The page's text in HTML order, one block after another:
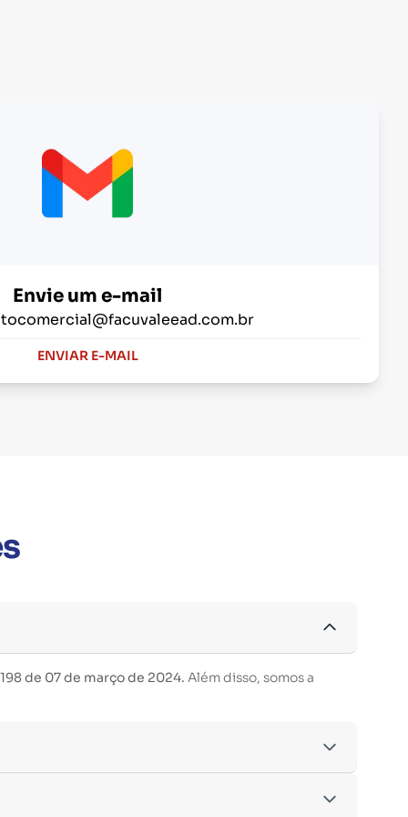
Envie um e-mail
ENVIAR E-MAIL
de 07 de março de 2024. Além disso, somos a
com os critérios estabelecidos pelo